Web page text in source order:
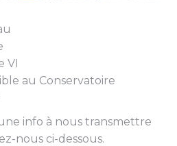
VI
au Conservatoire
info à nous transmettre
nous ci-dessous.